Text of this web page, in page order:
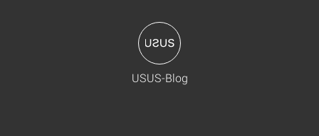
USUS-Blog